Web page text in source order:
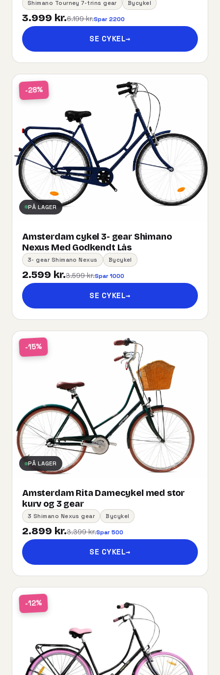
Shimano Tourney 7-trins gear Bycykel
3.999 kr.6.199 kr.Spar 2200
SE CYKEL→
-28%
PÅ LAGER
Amsterdam cykel 3- gear Shimano
Nexus Med Godkendt Lås
3- gear Shimano Nexus Bycykel
2.599 kr.3.599 kr.Spar 1000
SE CYKEL→
-15%
PÅ LAGER
Amsterdam Rita Damecykel med stor
kurv og 3 gear
3 Shimano Nexus gear Bycykel
2.899 kr.3.399 kr.Spar 500
SE CYKEL→
-12%